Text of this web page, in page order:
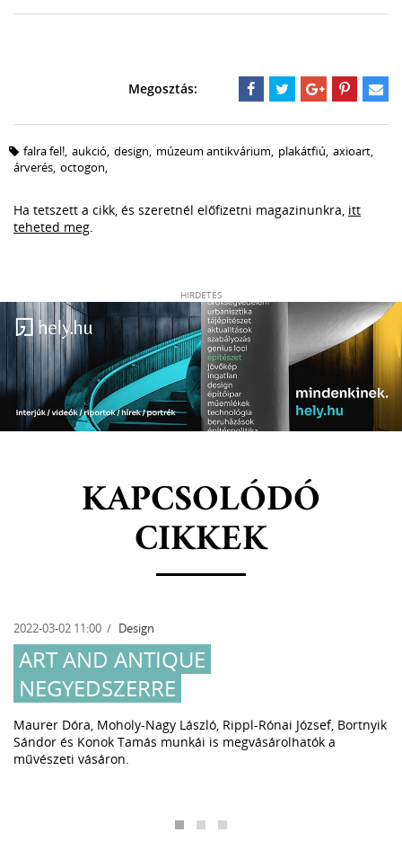
falra fel!, aukció, design, múzeum antikvárium, plakátfiú, axioart,
árverés, octogon,
Ha tetszett a cikk, és szeretnél előfizetni magazinunkra, itt
teheted meg.
HIRDETÉS
KAPCSOLÓDÓ
CIKKEK
2022-03-02 11:00 Design
ART AND ANTIQUE
NEGYEDSZERRE
Maurer Dóra, Moholy-Nagy László, Rippl-Rónai József, Bortnyik
Sándor és Konok Tamás munkái is megvásárolhatók a
művészeti vásáron.